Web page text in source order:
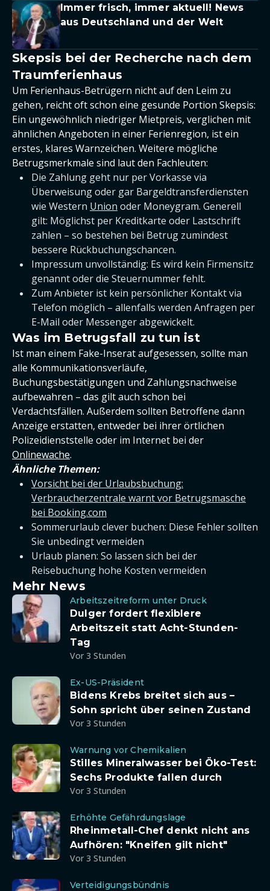
Immer frisch, immer aktuell! News
aus Deutschland und der Welt
Skepsis bei der Recherche nach dem
Traumferienhaus
Um Ferienhaus-Betrügern nicht auf den Leim zu
gehen, reicht oft schon eine gesunde Portion Skepsis:
Ein ungewöhnlich niedriger Mietpreis, verglichen mit
ähnlichen Angeboten in einer Ferienregion, ist ein
erstes, klares Warnzeichen. Weitere mögliche
Betrugsmerkmale sind laut den Fachleuten:
Die Zahlung geht nur per Vorkasse via
Überweisung oder gar Bargeldtransferdiensten
wie Western Union oder Moneygram. Generell
gilt: Möglichst per Kreditkarte oder Lastschrift
zahlen – so bestehen bei Betrug zumindest
bessere Rückbuchungschancen.
Impressum unvollständig: Es wird kein Firmensitz
genannt oder die Steuernummer fehlt.
Zum Anbieter ist kein persönlicher Kontakt via
Telefon möglich – allenfalls werden Anfragen per
E-Mail oder Messenger abgewickelt.
Was im Betrugsfall zu tun ist
Ist man einem Fake-Inserat aufgesessen, sollte man
alle Kommunikationsverläufe,
Buchungsbestätigungen und Zahlungsnachweise
aufbewahren – das gilt auch schon bei
Verdachtsfällen. Außerdem sollten Betroffene dann
Anzeige erstatten, entweder bei ihrer örtlichen
Polizeidienststelle oder im Internet bei der
Onlinewache.
Ähnliche Themen:
Vorsicht bei der Urlaubsbuchung:
Verbraucherzentrale warnt vor Betrugsmasche
bei Booking.com
Sommerurlaub clever buchen: Diese Fehler sollten
Sie unbedingt vermeiden
Urlaub planen: So lassen sich bei der
Reisebuchung hohe Kosten vermeiden
Mehr News
Arbeitszeitreform unter Druck
Dulger fordert flexiblere
Arbeitszeit statt Acht-Stunden-
Tag
Vor 3 Stunden
Ex-US-Präsident
Bidens Krebs breitet sich aus –
Sohn spricht über seinen Zustand
Vor 3 Stunden
Warnung vor Chemikalien
Stilles Mineralwasser bei Öko-Test:
Sechs Produkte fallen durch
Vor 3 Stunden
Erhöhte Gefährdungslage
Rheinmetall-Chef denkt nicht ans
Aufhören: "Kneifen gilt nicht"
Vor 3 Stunden
Verteidigungsbündnis